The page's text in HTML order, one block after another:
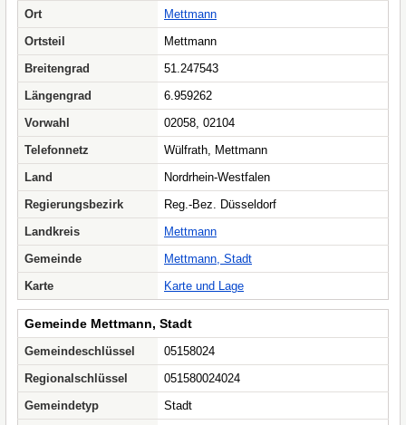
Ort
Mettmann
Ortsteil
Mettmann
Breitengrad
51.247543
Längengrad
6.959262
Vorwahl
02058, 02104
Telefonnetz
Wülfrath, Mettmann
Land
Nordrhein-Westfalen
Regierungsbezirk
Reg.-Bez. Düsseldorf
Landkreis
Mettmann
Gemeinde
Mettmann, Stadt
Karte
Karte und Lage
Gemeinde Mettmann, Stadt
Gemeindeschlüssel
05158024
Regionalschlüssel
051580024024
Gemeindetyp
Stadt